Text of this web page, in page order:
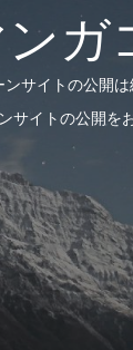
サイトの公開は
サイトの公開を